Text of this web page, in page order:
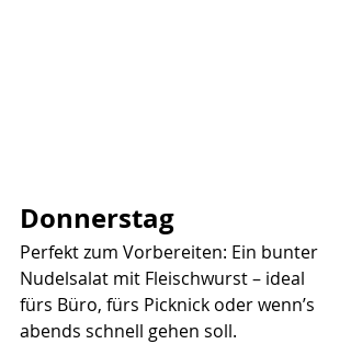
Donnerstag
Perfekt zum Vorbereiten: Ein bunter
Nudelsalat mit Fleischwurst – ideal
fürs Büro, fürs Picknick oder wenn’s
abends schnell gehen soll.